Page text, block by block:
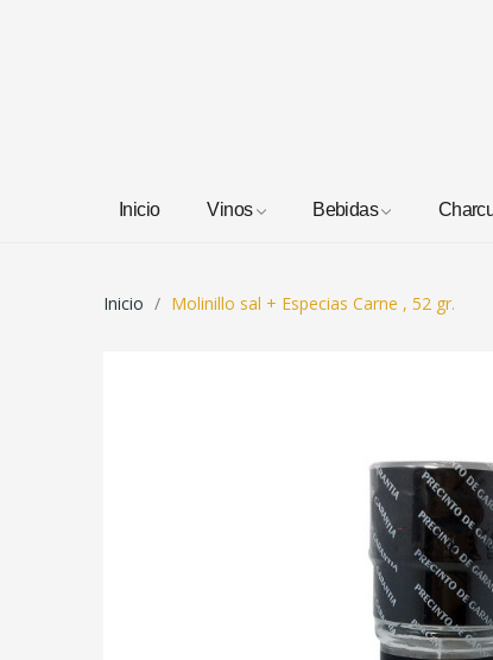
Inicio Vinos Bebidas
Inicio Molinillo sal + Especias Carne , 52 gr.